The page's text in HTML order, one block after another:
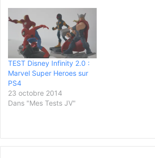
TEST Disney Infinity 2.0 :
Marvel Super Heroes sur
PS4
23 octobre 2014
Dans "Mes Tests JV"